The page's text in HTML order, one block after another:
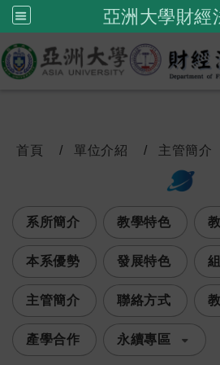
亞洲大學財經
首頁 單位介紹
主管簡介
次選
系所簡介 教學特色
本系優勢 發展特色
主管簡介 聯絡方式
產學合作 永續專區